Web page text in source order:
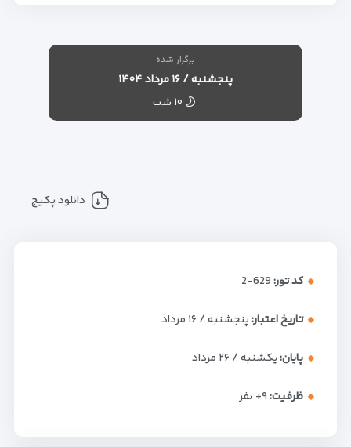
برگزار شده
پنجشنبه / ۱۶ مرداد ۱۴۰۴
۱۰ شب
دانلود پکیج
کد تور:629-2
تاریخ اعتبار:پنجشنبه / ۱۶ مرداد
پایان:یکشنبه / ۲۶ مرداد
ظرفیت:+۹ نفر